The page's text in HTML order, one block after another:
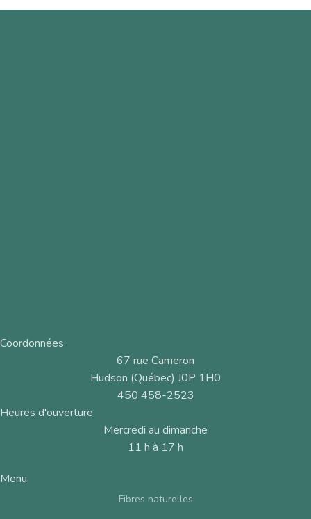
Coordonnées
67 rue Cameron
Hudson (Québec) J0P 1H0
450 458-2523
Heures d'ouverture
Mercredi au dimanche
11 h à 17 h
Menu
Fibres naturelles